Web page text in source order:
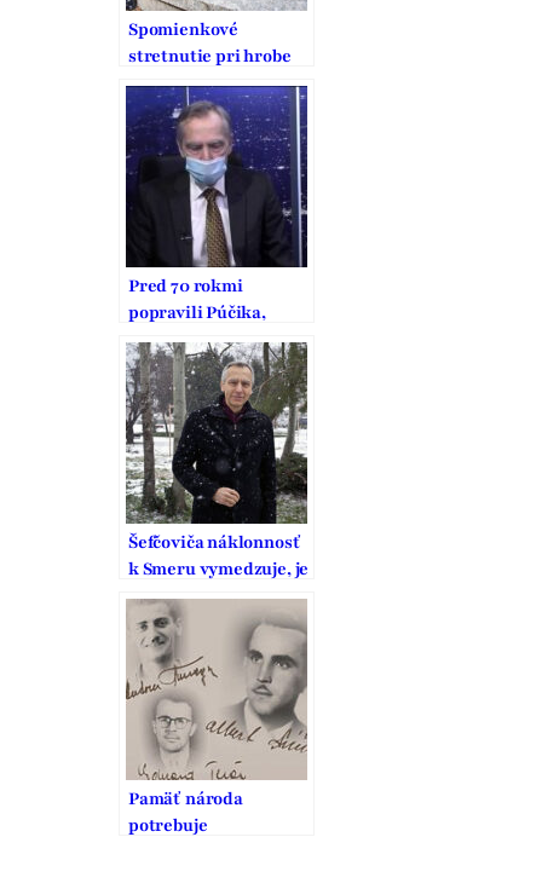
Spomienkové
stretnutie pri hrobe
martýrov Bielej légie
Pred 70 rokmi
popravili Púčika,
Tunegu a Tesára,
členov Bielej légie
Šefčoviča náklonnosť
k Smeru vymedzuje, je
to pritom strana
vodcovského typu
Pamäť národa
potrebuje